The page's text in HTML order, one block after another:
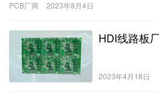
PCB厂商 2023年8月4日
HDI线路板
2023年4月18日